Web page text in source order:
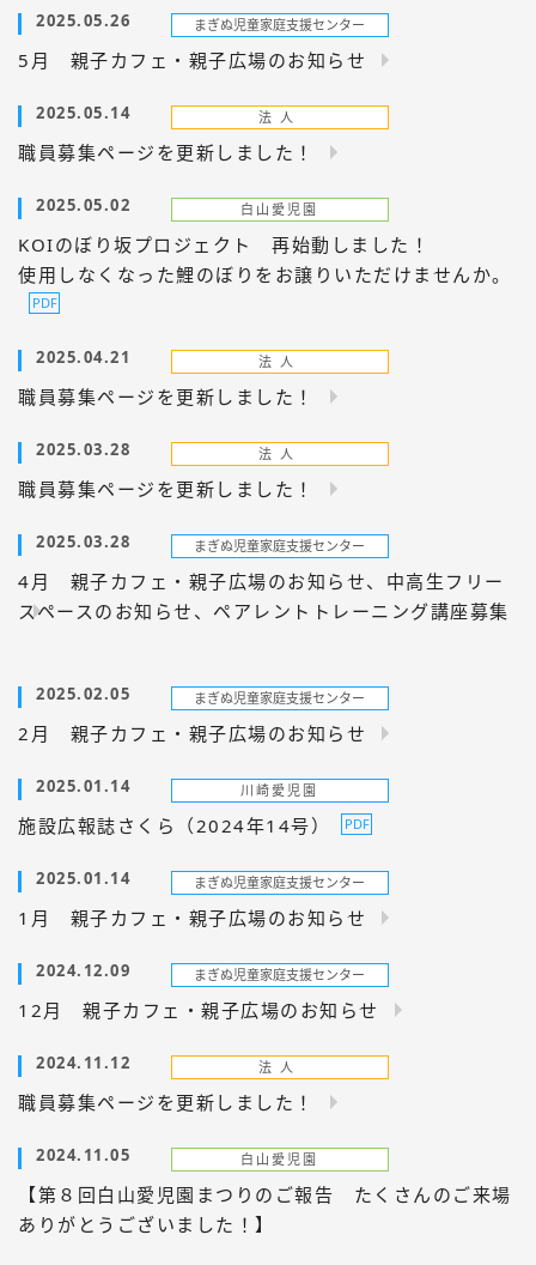
2025.05.26
5月 親子カフェ・親子広場のお知らせ
2025.05.14
職員募集ページを更新しました！
2025.05.02
KOIのぼり坂プロジェクト 再始動しました！
使用しなくなった鯉のぼりをお譲りいただけませんか。
2025.04.21
職員募集ページを更新しました！
2025.03.28
職員募集ページを更新しました！
2025.03.28
4月 親子カフェ・親子広場のお知らせ、中高生フリー
スペースのお知らせ、ペアレントトレーニング講座募集
2025.02.05
2月 親子カフェ・親子広場のお知らせ
2025.01.14
施設広報誌さくら（2024年14号）
2025.01.14
1月 親子カフェ・親子広場のお知らせ
2024.12.09
12月 親子カフェ・親子広場のお知らせ
2024.11.12
職員募集ページを更新しました！
2024.11.05
【第８回白山愛児園まつりのご報告 たくさんのご来場
ありがとうございました！】